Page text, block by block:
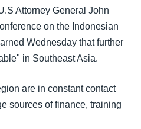
Attorney General John
on the Indonesian
Wednesday that further
in Southeast Asia.
are in constant contact
sources of finance, training